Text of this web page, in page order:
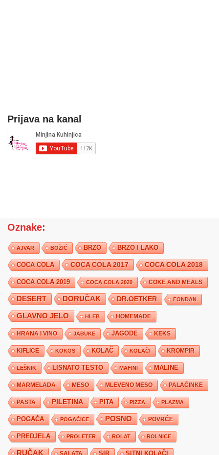
Prijava na kanal
Oznake:
AJVAR BOŽIĆ BRZO BRZO I LAKO
COCA COLA COCA COLA 2017 COCA COLA 2018
COCA COLA 2019 COCA COLA 2020 COKE AND MEALS
DESERT DORUČAK DR.OETKER FONDAN
GLAVNO JELO HLEB HOMEMADE
HRANA I VINO JABUKE JAGODE KEKS
KIFLICE KOKOS KOLAČ KOLAČI KROMPIR
LEŠNIK LISNATO TESTO MAFINI MALINE
MARMELADA MESO MLEVENO MESO PALAČINKE
PASTA PILETINA PITA PIZZA PLAZMA
POGAČA POGAČICE POSNO POVRĆE
PREDJELA PROLETER ROLAT ROLNICE
RUČAK SALATA SIR SITNI KOLAČI